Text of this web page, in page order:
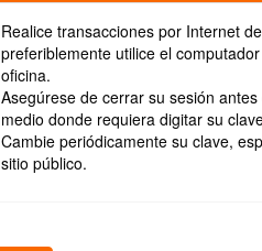
Realice transacciones por Internet
preferiblemente utilice el
oficina.
Asegúrese de cerrar su sesión
medio donde requiera digitar su
Cambie periódicamente su clave,
sitio público.